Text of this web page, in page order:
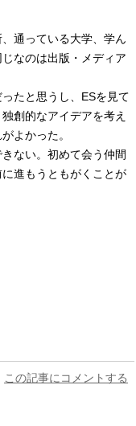
通っている大学、学ん
なのは出版・メディア
たと思うし、ESを見て
創的なアイデアを考え
よかった。
ない。初めて会う仲間
進もうともがくことが
この記事にコメントする